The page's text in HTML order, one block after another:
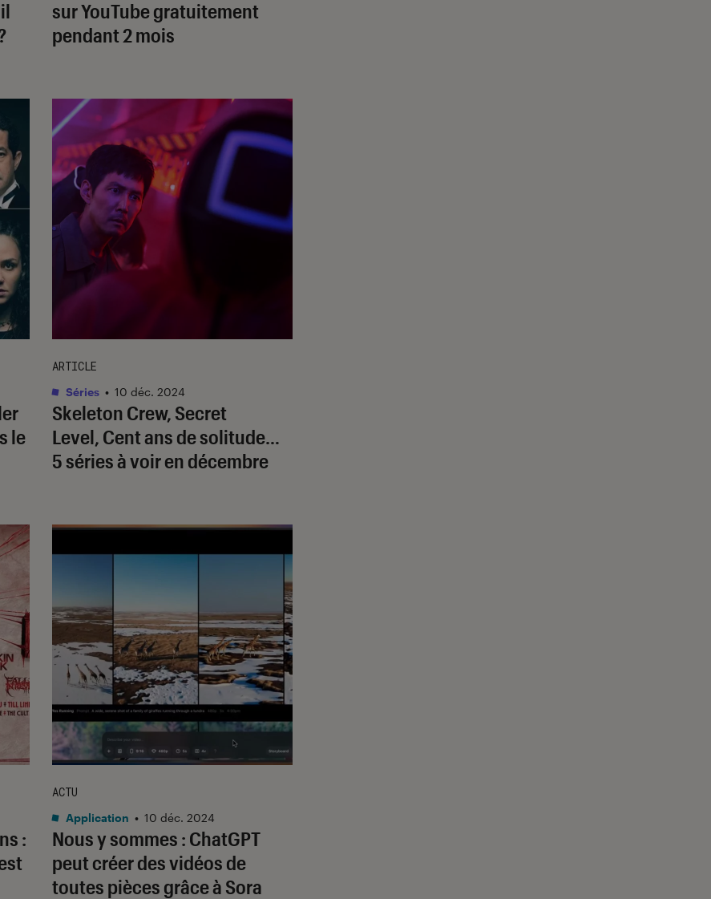
sur YouTube gratuitement
pendant 2 mois
le
Skeleton Crew, Secret
Level, Cent ans de solitude…
5 séries à voir en décembre
ARTICLE
Séries • 10 déc. 2024
:
Nous y sommes : ChatGPT
peut créer des vidéos de
toutes pièces grâce à Sora
ACTU
Application • 10 déc. 2024